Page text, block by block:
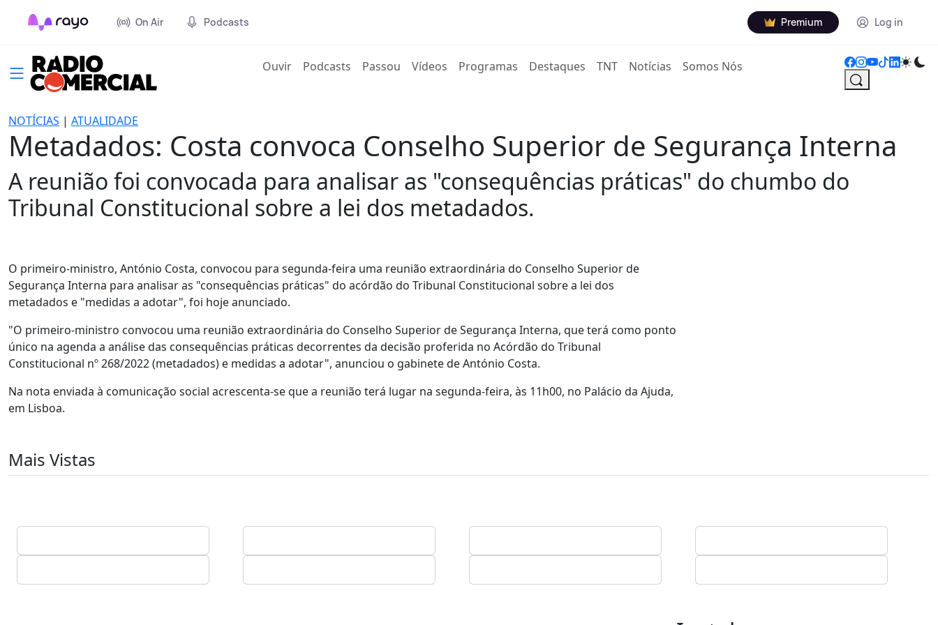
On Air Podcasts Premium Log in
Ouvir(current)
Podcasts Passou Vídeos Programas Destaques TNT Notícias Somos Nós
NOTÍCIAS | ATUALIDADE
Metadados: Costa convoca Conselho Superior de Segurança Interna
A reunião foi convocada para analisar as "consequências práticas" do chumbo do
Tribunal Constitucional sobre a lei dos metadados.
O primeiro-ministro, António Costa, convocou para segunda-feira uma reunião extraordinária do Conselho Superior de
Segurança Interna para analisar as "consequências práticas" do acórdão do Tribunal Constitucional sobre a lei dos
metadados e "medidas a adotar", foi hoje anunciado.
"O primeiro-ministro convocou uma reunião extraordinária do Conselho Superior de Segurança Interna, que terá como ponto
único na agenda a análise das consequências práticas decorrentes da decisão proferida no Acórdão do Tribunal
Constitucional nº 268/2022 (metadados) e medidas a adotar", anunciou o gabinete de António Costa.
Na nota enviada à comunicação social acrescenta-se que a reunião terá lugar na segunda-feira, às 11h00, no Palácio da Ajuda,
em Lisboa.
Mais Vistas